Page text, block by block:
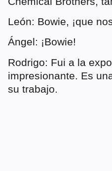
León: Bowie, ¡que
Ángel: ¡Bowie!
Rodrigo: Fui a la
impresionante. Es
su trabajo.